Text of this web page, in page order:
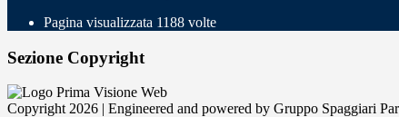
Pagina visualizzata 1188 volte
Sezione Copyright
Copyright 2026 | Engineered and powered by Gruppo Spaggiari